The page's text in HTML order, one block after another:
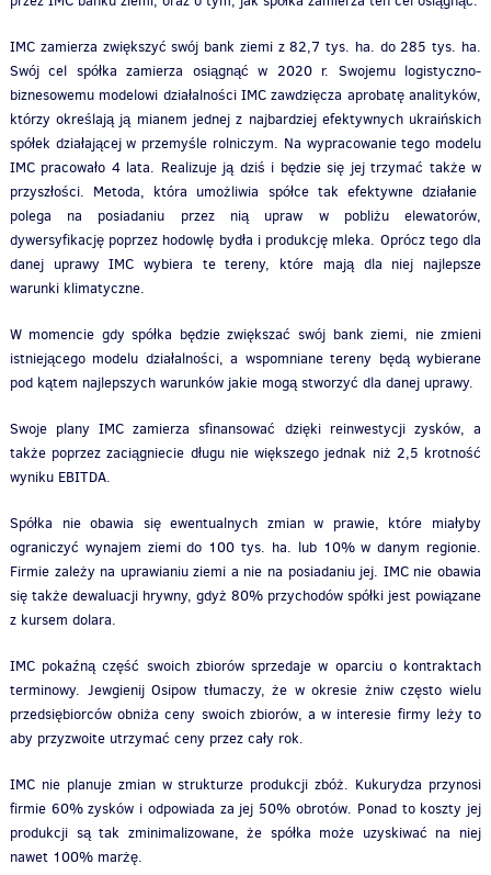
IMC zamierza zwiększyć swój bank ziemi z 82,7 tys. ha. do 285 tys. ha.
Swój cel spółka zamierza osiągnąć w 2020 r. Swojemu logistyczno-
biznesowemu modelowi działalności IMC zawdzięcza aprobatę analityków,
którzy określają ją mianem jednej z najbardziej efektywnych ukraińskich
spółek działającej w przemyśle rolniczym. Na wypracowanie tego modelu
IMC pracowało 4 lata. Realizuje ją dziś i będzie się jej trzymać także w
przyszłości. Metoda, która umożliwia spółce tak efektywne działanie
polega na posiadaniu przez nią upraw w pobliżu elewatorów,
dywersyfikację poprzez hodowlę bydła i produkcję mleka. Oprócz tego dla
danej uprawy IMC wybiera te tereny, które mają dla niej najlepsze
warunki klimatyczne.
W momencie gdy spółka będzie zwiększać swój bank ziemi, nie zmieni
istniejącego modelu działalności, a wspomniane tereny będą wybierane
pod kątem najlepszych warunków jakie mogą stworzyć dla danej uprawy.
Swoje plany IMC zamierza sfinansować dzięki reinwestycji zysków, a
także poprzez zaciągniecie długu nie większego jednak niż 2,5 krotność
wyniku EBITDA.
Spółka nie obawia się ewentualnych zmian w prawie, które miałyby
ograniczyć wynajem ziemi do 100 tys. ha. lub 10% w danym regionie.
Firmie zależy na uprawianiu ziemi a nie na posiadaniu jej. IMC nie obawia
się także dewaluacji hrywny, gdyż 80% przychodów spółki jest powiązane
z kursem dolara.
IMC pokaźną część swoich zbiorów sprzedaje w oparciu o kontraktach
terminowy. Jewgienij Osipow tłumaczy, że w okresie żniw często wielu
przedsiębiorców obniża ceny swoich zbiorów, a w interesie firmy leży to
aby przyzwoite utrzymać ceny przez cały rok.
IMC nie planuje zmian w strukturze produkcji zbóż. Kukurydza przynosi
firmie 60% zysków i odpowiada za jej 50% obrotów. Ponad to koszty jej
produkcji są tak zminimalizowane, że spółka może uzyskiwać na niej
nawet 100% marżę.